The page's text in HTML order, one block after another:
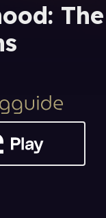
The